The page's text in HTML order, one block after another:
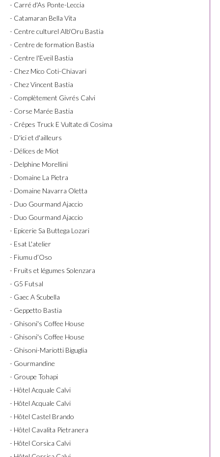
- Carré d'As Ponte-Leccia
- Catamaran Bella Vita
- Centre culturel Alb'Oru Bastia
- Centre de formation Bastia
- Centre l'Eveil Bastia
- Chez Mico Coti-Chiavari
- Chez Vincent Bastia
- Complètement Givrés Calvi
- Corse Marée Bastia
- Crêpes Truck E Vultate di Cosima
- D'ici et d'ailleurs
- Délices de Miot
- Delphine Morellini
- Domaine La Pietra
- Domaine Navarra Oletta
- Duo Gourmand Ajaccio
- Duo Gourmand Ajaccio
- Epicerie Sa Buttega Lozari
- Esat L'atelier
- Fiumu d’Oso
- Fruits et légumes Solenzara
- G5 Futsal
- Gaec A Scubella
- Geppetto Bastia
- Ghisoni's Coffee House
- Ghisoni's Coffee House
- Ghisoni-Mariotti Biguglia
- Gourmandine
- Groupe Tohapi
- Hôtel Acquale Calvi
- Hôtel Acquale Calvi
- Hôtel Castel Brando
- Hôtel Cavalita Pietranera
- Hôtel Corsica Calvi